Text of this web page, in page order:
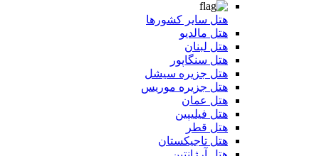
هتل سایر کشورها
هتل مالدیو
هتل لبنان
هتل سنگاپور
هتل جزیره سیشل
هتل جزیره موریس
هتل عمان
هتل فیلیپین
هتل قطر
هتل تاجیکستان